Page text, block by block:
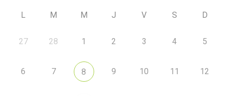
L M M J V S D
27 28 1 2 3 4 5
6 7 8 9 10 11 12